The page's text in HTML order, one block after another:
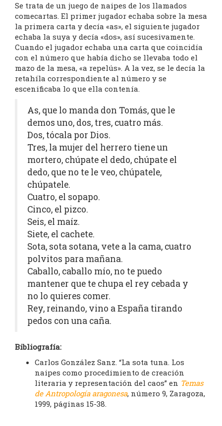
Se trata de un juego de naipes de los llamados
comecartas. El primer jugador echaba sobre la mesa
la primera carta y decía «as», el siguiente jugador
echaba la suya y decía «dos», así sucesivamente.
Cuando el jugador echaba una carta que coincidía
con el número que había dicho se llevaba todo el
mazo de la mesa, «a repelús». A la vez, se le decía la
retahíla correspondiente al número y se
escenificaba lo que ella contenía.
As, que lo manda don Tomás, que le
demos uno, dos, tres, cuatro más.
Dos, tócala por Dios.
Tres, la mujer del herrero tiene un
mortero, chúpate el dedo, chúpate el
dedo, que no te le veo, chúpatele,
chúpatele.
Cuatro, el sopapo.
Cinco, el pizco.
Seis, el maíz.
Siete, el cachete.
Sota, sota sotana, vete a la cama, cuatro
polvitos para mañana.
Caballo, caballo mío, no te puedo
mantener que te chupa el rey cebada y
no lo quieres comer.
Rey, reinando, vino a España tirando
pedos con una caña.
Bibliografía:
Carlos González Sanz. “La sota tuna. Los
naipes como procedimiento de creación
literaria y representación del caos” en Temas
de Antropología aragonesa, número 9, Zaragoza,
1999, páginas 15-38.